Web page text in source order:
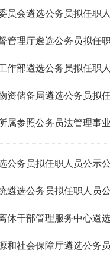
员会遴选公务员拟任职
管理厅遴选公务员拟任
作部遴选公务员拟任职
资储备局遴选公务员拟
参照公务员法管理事业单位
公务员拟任职人员公示
遴选公务员拟任职人员
干部管理服务中心遴选参照
和社会保障厅遴选公务